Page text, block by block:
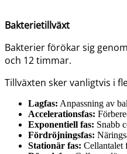
Bakterietillväxt
Bakterier förökar sig
och 12 timmar.
Tillväxten sker vanligtvis i
Lagfas: Anpassning av
Accelerationsfas:
Exponentiell fas: Snabb
Fördröjningsfas:
Stationär fas: Cellantalet